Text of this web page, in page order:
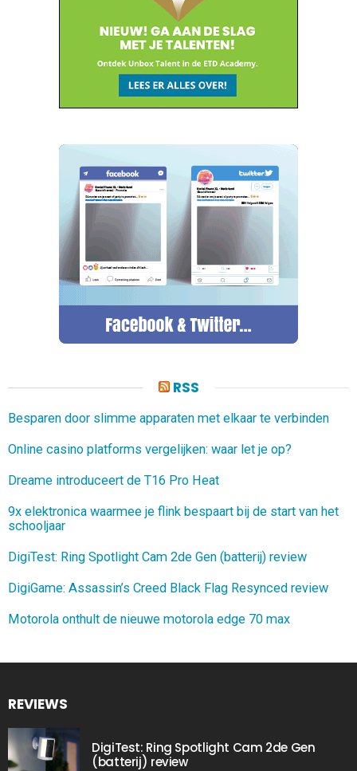
RSS
Besparen door slimme apparaten met elkaar te verbinden
Online casino platforms vergelijken: waar let je op?
Dreame introduceert de T16 Pro Heat
9x elektronica waarmee je flink bespaart bij de start van het
schooljaar
DigiTest: Ring Spotlight Cam 2de Gen (batterij) review
DigiGame: Assassin’s Creed Black Flag Resynced review
Motorola onthult de nieuwe motorola edge 70 max
REVIEWS
DigiTest: Ring Spotlight Cam 2de Gen
(batterij) review